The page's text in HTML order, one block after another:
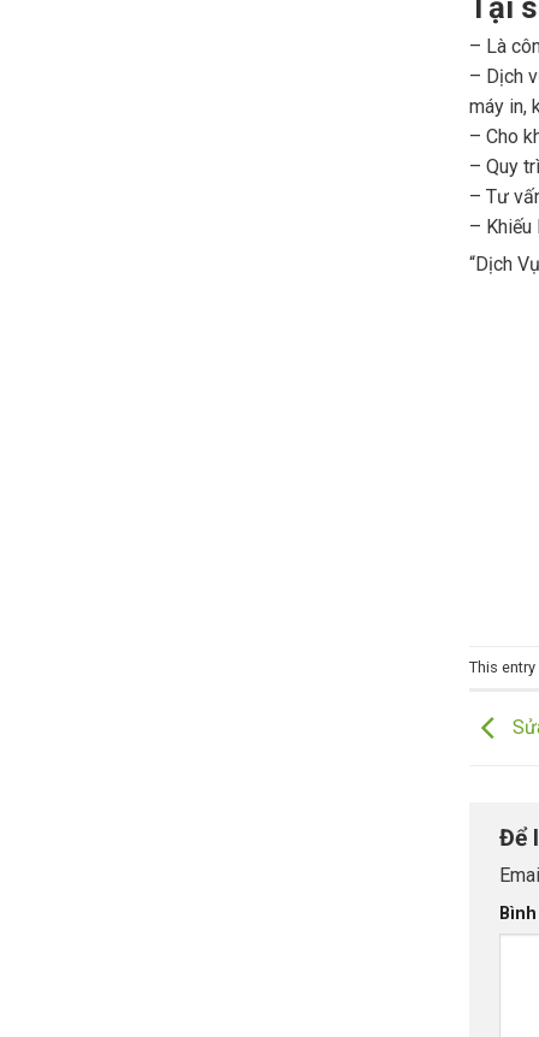
– Là
– Dịch
máy in,
– Cho
– Quy
– Tư
– Khiếu
“Dịch
This
Để